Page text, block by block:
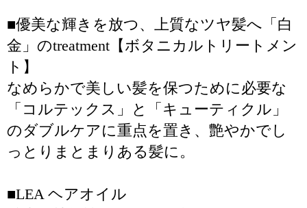
■優美な輝きを放つ、上質なツヤ髪へ「白
金」のtreatment【ボタニカルトリートメン
ト】
なめらかで美しい髪を保つために必要な
「コルテックス」と「キューティクル」
のダブルケアに重点を置き、艶やかでし
っとりまとまりある髪に。
■LEA ヘアオイル